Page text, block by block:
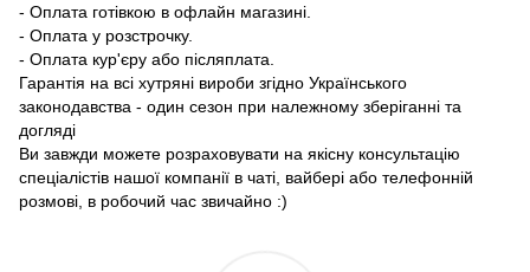
- Оплата готівкою в офлайн магазині.
- Оплата у розстрочку.
- Оплата кур'єру або післяплата.
Гарантія на всі хутряні вироби згідно Українського
законодавства - один сезон при належному зберіганні та
догляді
Ви завжди можете розраховувати на якісну консультацію
спеціалістів нашої компанії в чаті, вайбері або телефонній
розмові, в робочий час звичайно :)